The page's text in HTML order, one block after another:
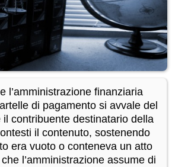
l’amministrazione finanziaria
di pagamento si avvale del
contribuente destinatario della
il contenuto, sostenendo
era vuoto o conteneva un atto
l’amministrazione assume di